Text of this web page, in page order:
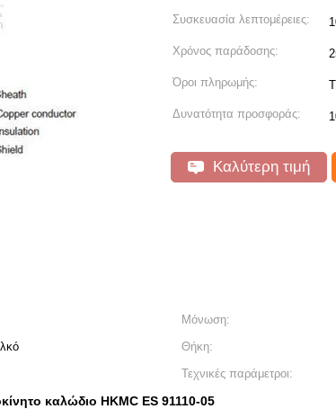
Συσκευασία λεπτομέρειες:
Χρόνος παράδοσης:
Όροι πληρωμής:
Δυνατότητα προσφοράς:
Καλύτερη τιμή
Μόνωση:
Θήκη:
Τεχνικές παράμετροι:
καλώδιο HKMC ES 91110-05